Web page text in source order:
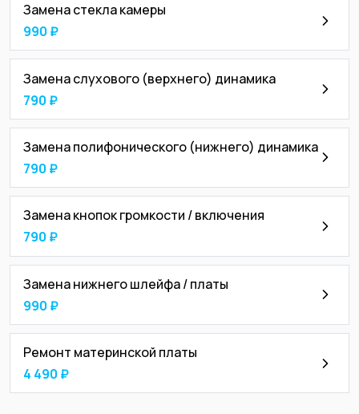
Замена стекла камеры
990 ₽
Замена слухового (верхнего) динамика
790 ₽
Замена полифонического (нижнего) динамика
790 ₽
Замена кнопок громкости / включения
790 ₽
Замена нижнего шлейфа / платы
990 ₽
Ремонт материнской платы
4 490 ₽